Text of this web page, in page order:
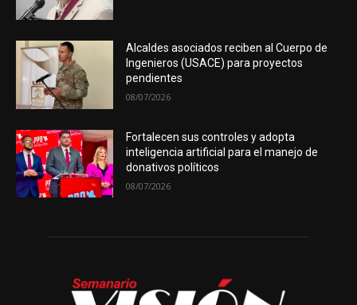
Alcaldes asociados reciben al Cuerpo de
Ingenieros (USACE) para proyectos
pendientes
08/07/2026
Fortalecen sus controles y adopta
inteligencia artificial para el manejo de
donativos políticos
08/07/2026